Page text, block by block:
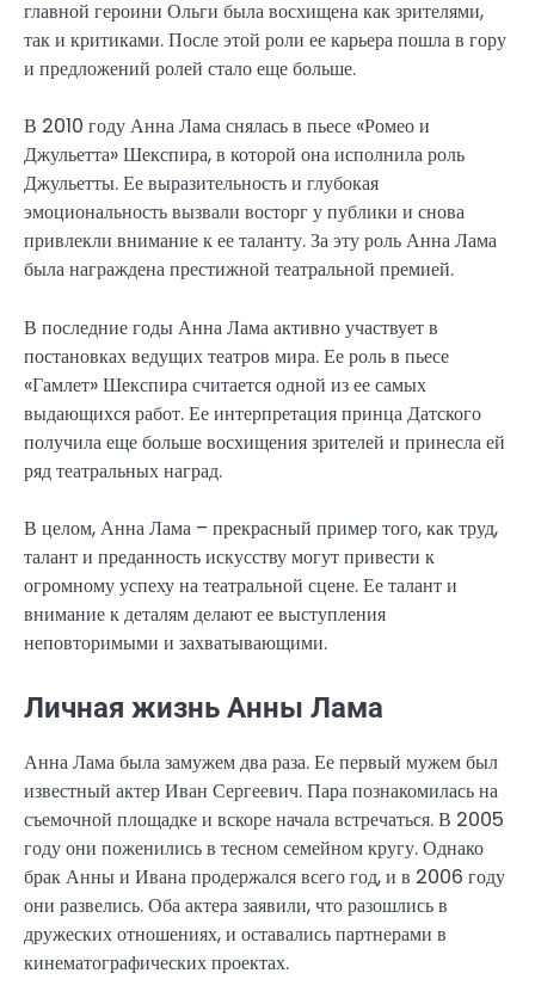
главной героини Ольги была восхищена как зрителями,
так и критиками. После этой роли ее карьера пошла в гору
и предложений ролей стало еще больше.
В 2010 году Анна Лама снялась в пьесе «Ромео и
Джульетта» Шекспира, в которой она исполнила роль
Джульетты. Ее выразительность и глубокая
эмоциональность вызвали восторг у публики и снова
привлекли внимание к ее таланту. За эту роль Анна Лама
была награждена престижной театральной премией.
В последние годы Анна Лама активно участвует в
постановках ведущих театров мира. Ее роль в пьесе
«Гамлет» Шекспира считается одной из ее самых
выдающихся работ. Ее интерпретация принца Датского
получила еще больше восхищения зрителей и принесла ей
ряд театральных наград.
В целом, Анна Лама – прекрасный пример того, как труд,
талант и преданность искусству могут привести к
огромному успеху на театральной сцене. Ее талант и
внимание к деталям делают ее выступления
неповторимыми и захватывающими.
Личная жизнь Анны Лама
Анна Лама была замужем два раза. Ее первый мужем был
известный актер Иван Сергеевич. Пара познакомилась на
съемочной площадке и вскоре начала встречаться. В 2005
году они поженились в тесном семейном кругу. Однако
брак Анны и Ивана продержался всего год, и в 2006 году
они развелись. Оба актера заявили, что разошлись в
дружеских отношениях, и оставались партнерами в
кинематографических проектах.